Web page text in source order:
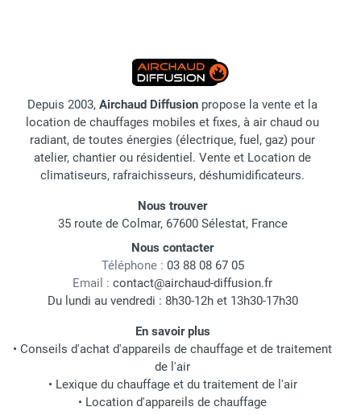
Depuis 2003, Airchaud Diffusion propose la vente et la
location de chauffages mobiles et fixes, à air chaud ou
radiant, de toutes énergies (électrique, fuel, gaz) pour
atelier, chantier ou résidentiel. Vente et Location de
climatiseurs, rafraichisseurs, déshumidificateurs.
Nous trouver
35 route de Colmar, 67600 Sélestat, France
Nous contacter
Téléphone : 03 88 08 67 05
Email : contact@airchaud-diffusion.fr
Du lundi au vendredi : 8h30-12h et 13h30-17h30
En savoir plus
• Conseils d'achat d'appareils de chauffage et de traitement
de l'air
• Lexique du chauffage et du traitement de l'air
• Location d'appareils de chauffage